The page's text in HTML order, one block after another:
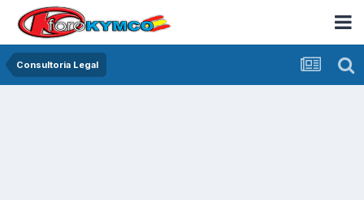
Consultoria Legal